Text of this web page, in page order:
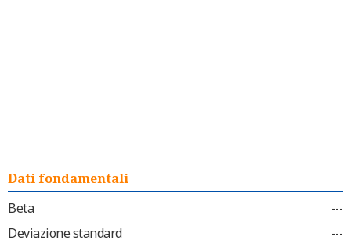
Dati fondamentali
Beta
---
Deviazione standard ---